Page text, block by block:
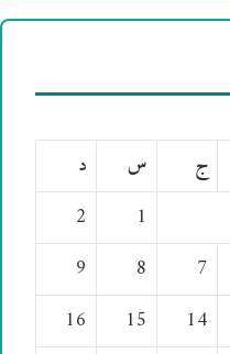
ج س
د
1
2
7
8
9
14
15
16